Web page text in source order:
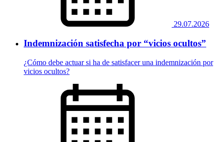
29.07.2026
Indemnización satisfecha por “vicios ocultos”
¿Cómo debe actuar si ha de satisfacer una indemnización por
vicios ocultos?